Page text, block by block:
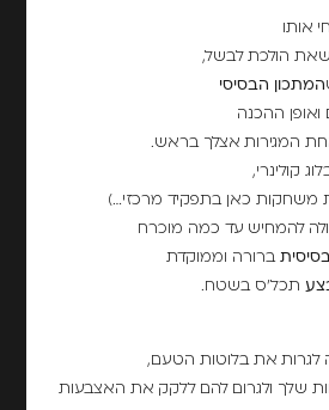
אותו
הולכת לבשל,
המתכון הבסיסי
ההכנה
המגירות אצלך בראש.
קולינרי,
משחקות כאן בתפקיד מרכזי…)
להמחיש עד כמה מוכרח
ברורה וממוקדת
תכל'ס בשטח.
לגרות את בלוטות הטעם,
שלך ולגרום להם ללקק את האצבעות